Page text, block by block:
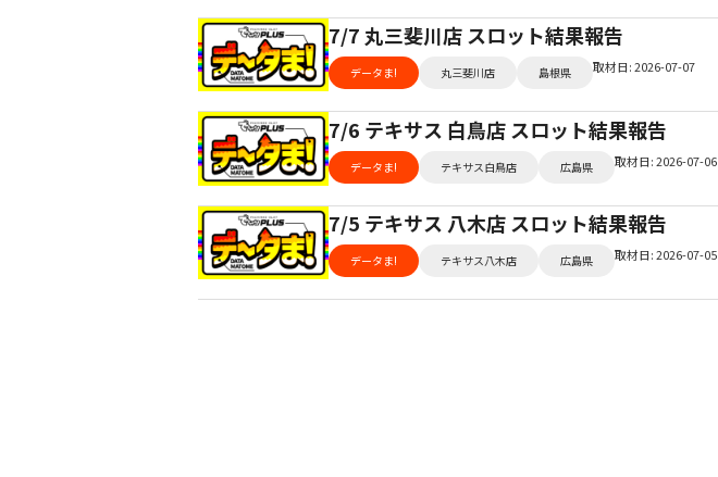
7/7 丸三斐川店 スロット結果報告
データま! 丸三斐川店 島根県 取材日: 2026-07-07
7/6 テキサス 白鳥店 スロット結果報告
データま! テキサス白鳥店 広島県 取材日: 2026-07-06
7/5 テキサス 八木店 スロット結果報告
データま! テキサス八木店 広島県 取材日: 2026-07-05